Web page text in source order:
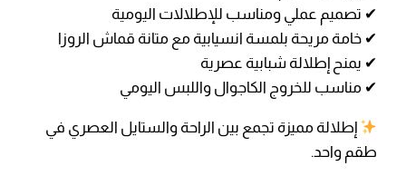
✔ تصميم عملي ومناسب للإطلالات اليومية
✔ خامة مريحة بلمسة انسيابية مع متانة قماش الروزا
✔ يمنح إطلالة شبابية عصرية
✔ مناسب للخروج الكاجوال واللبس اليومي
إطلالة مميزة تجمع بين الراحة والستايل العصري في
طقم واحد.